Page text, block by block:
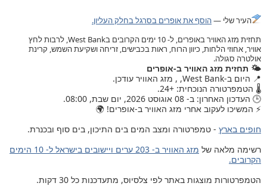
העיר שלי —הוסף את אופרים בסרגל בחלק העליון.
תחזית מזג האוויר באופרים, ל- 10 ימים הקרובים בWest Bank, לרבות לחץ
אוויר, אחוזי הלחות, כיוון הרוח, ראות בכבישים, זריחה ושקיעת השמש, קרינת
אולטרה סגולה.
🌤️ תחזית מזג האוויר ב-אופרים
📍 היום ב-West Bank, , מזג האוויר עודכן.
🌡️ הטמפרטורה הנוכחית: +24.
🕒 העדכון האחרון: ב- 08 אוגוסט 2026, יום שבת, 08:00.
⚡ המשיכו לעקוב אחרי מזג האוויר ב-אופרים! 🌍
חופים בארץ - טמפרטורה ומצב המים בים התיכון, בים סוף ובכנרת.
רשימה מלאה של
מזג האוויר ב- 203 ערים ויישובים בישראל ל- 10 הימים
הקרובים.
הטמפרטורות מוצגות באתר לפי צלסיוס, מתעדכנות כל 30 דקות.